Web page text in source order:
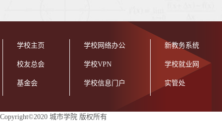
学校主页
校友总会
基金会
学校网络办公
学校VPN
学校信息门户
新教务系统
学校就业网
实管处
Copyright©2020 城市学院 版权所有